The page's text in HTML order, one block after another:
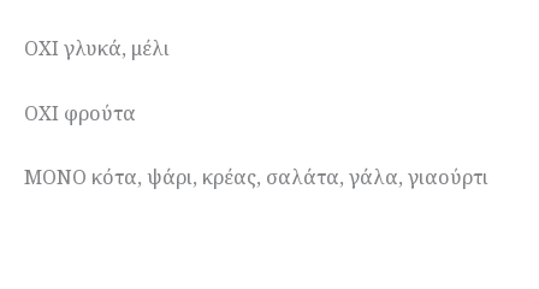
ΟΧΙ γλυκά, μέλι
ΟΧΙ φρούτα
ΜΟΝΟ κότα, ψάρι, κρέας, σαλάτα, γάλα, γιαούρτι